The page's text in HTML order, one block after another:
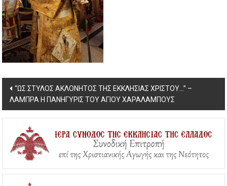
Post
navigation
“ΩΣ ΣΤΥΛΟΣ ΑΚΛΟΝΗΤΟΣ ΤΗΣ ΕΚΚΛΗΣΙΑΣ ΧΡΙΣΤΟΥ…” –
ΛΑΜΠΡΑ Η ΠΑΝΗΓΥΡΙΣ ΤΟΥ ΑΓΙΟΥ ΧΑΡΑΛΑΜΠΟΥΣ